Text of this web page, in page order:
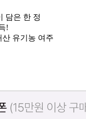
담은 한 정
!
산 유기농 여주